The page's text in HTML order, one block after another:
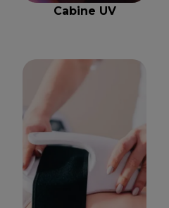
Cabine UV